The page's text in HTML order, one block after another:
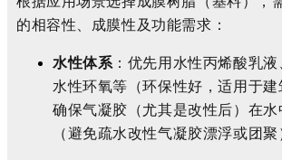
的相容性、成膜性及功能需求：
水性体系：优先用水性丙烯酸乳液
水性环氧等（环保性好，适用于
确保气凝胶（尤其是改性后）在
（避免疏水改性气凝胶漂浮或团聚